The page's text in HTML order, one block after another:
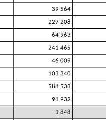
39 564
227 208
64 963
241 465
46 009
103 340
588 533
91 932
1 848